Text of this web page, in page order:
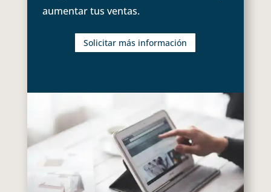
aumentar tus ventas.
Solicitar más información